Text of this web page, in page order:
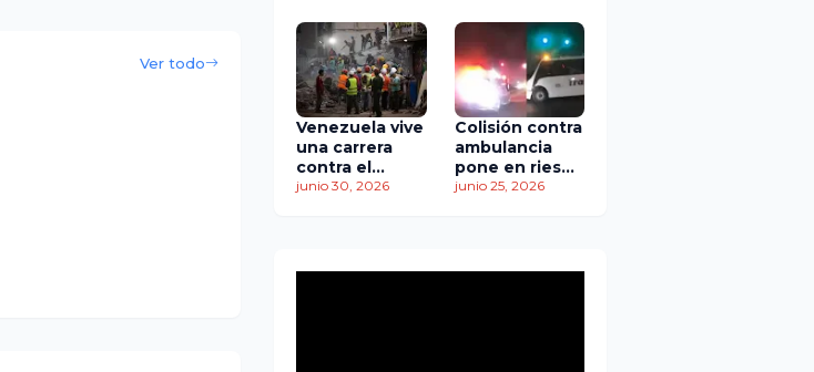
Ver todo
escandaloso
caso de
contaminación
con fluidos
corporales
Venezuela vive
una carrera
contra el
tiempo: más
rescatistas
junio 30, 2026
Colisión contra
ambulancia
pone en riesgo
traslado de
junio 25, 2026